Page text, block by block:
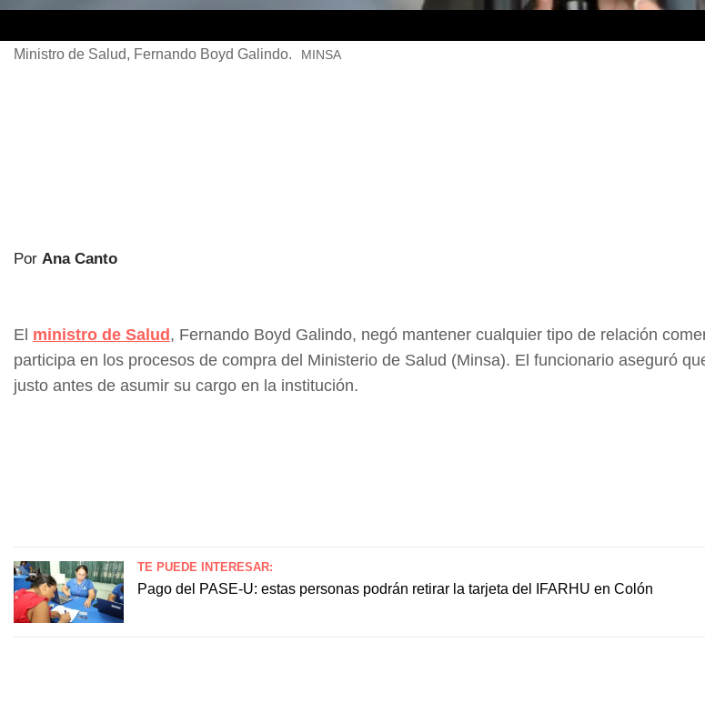
Ministro de Salud, Fernando Boyd Galindo. MINSA
Por Ana Canto
El ministro de Salud, Fernando Boyd Galindo, negó mantener cualquier tipo de relación
participa en los procesos de compra del Ministerio de Salud (Minsa). El funcionario aseguró
justo antes de asumir su cargo en la institución.
TE PUEDE INTERESAR:
Pago del PASE-U: estas personas podrán retirar la tarjeta del IFARHU en Colón